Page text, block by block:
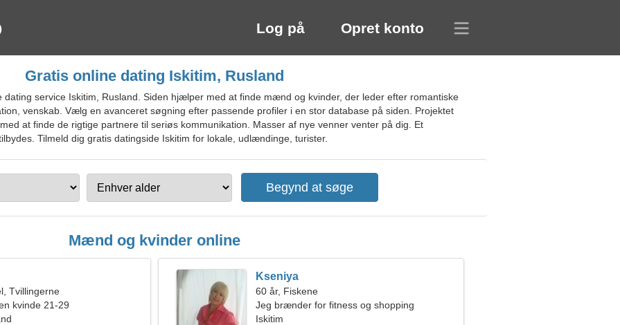
Log på Opret konto
Gratis online dating Iskitim, Rusland
service Iskitim, Rusland. Siden hjælper med at finde mænd og kvinder, der leder efter romantiske
venskab. Vælg en avanceret søgning efter passende profiler i en stor database på siden. Projektet
at finde de rigtige partnere til seriøs kommunikation. Masser af nye venner venter på dig. Et
Tilmeld dig gratis datingside Iskitim for lokale, udlændinge, turister.
Mænd og kvinder online
Tvillingerne
kvinde 21-29
Kseniya
60 år, Fiskene
Jeg brænder for fitness og shopping
Iskitim